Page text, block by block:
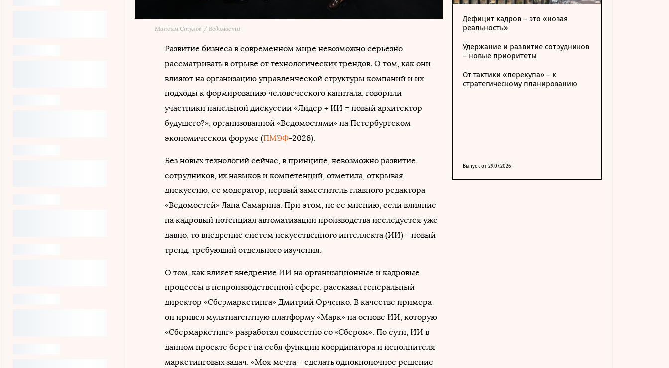
Максим Стулов / Ведомости
Развитие бизнеса в современном мире невозможно серьезно
рассматривать в отрыве от технологических трендов. О том, как они
влияют на организацию управленческой структуры компаний и их
подходы к формированию человеческого капитала, говорили
участники панельной дискуссии «Лидер + ИИ = новый архитектор
будущего?», организованной «Ведомостями» на Петербургском
экономическом форуме (ПМЭФ-2026).
Без новых технологий сейчас, в принципе, невозможно развитие
сотрудников, их навыков и компетенций, отметила, открывая
дискуссию, ее модератор, первый заместитель главного редактора
«Ведомостей» Лана Самарина. При этом, по ее мнению, если влияние
на кадровый потенциал автоматизации производства исследуется уже
давно, то внедрение систем искусственного интеллекта (ИИ) – новый
тренд, требующий отдельного изучения.
О том, как влияет внедрение ИИ на организационные и кадровые
процессы в непроизводственной сфере, рассказал генеральный
директор «Сбермаркетинга» Дмитрий Орченко. В качестве примера
он привел мультиагентную платформу «Марк» на основе ИИ, которую
«Сбермаркетинг» разработал совместно со «Сбером». По сути, ИИ в
данном проекте берет на себя функции координатора и исполнителя
маркетинговых задач. «Моя мечта – сделать однокнопочное решение
Дефицит кадров – это «новая
реальность»
Удержание и развитие сотрудников
– новые приоритеты
От тактики «перекупа» – к
стратегическому планированию
Выпуск от 29.07.2026